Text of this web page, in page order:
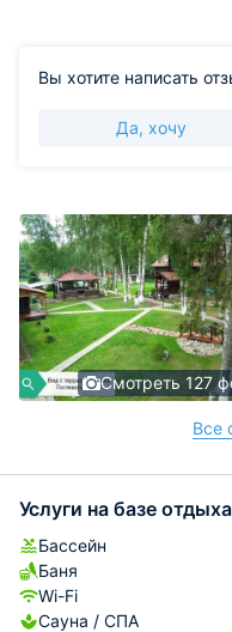
Вы хотите написать
Да, хочу
Смотреть 127
Все
Услуги на базе
Бассейн
Баня
Wi-Fi
Сауна / СПА